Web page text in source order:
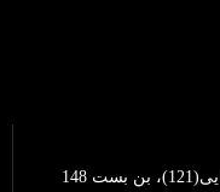
تهرانپارس، خیابان محمد رضایی(121)، بن بست 148